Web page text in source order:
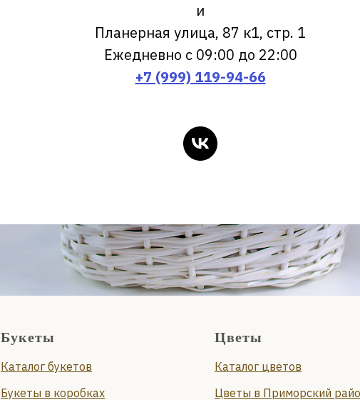
и
Планерная улица, 87 к1, стр. 1
Ежедневно с 09:00 до 22:00
+7 (999) 119-94-66
Букеты
Каталог букетов
Букеты в коробках
Цветы
Каталог цветов
Цветы в Приморский